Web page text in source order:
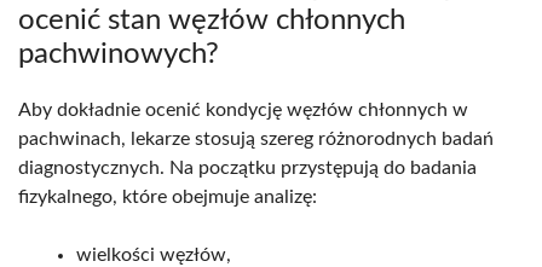
ocenić stan węzłów chłonnych
pachwinowych?
Aby dokładnie ocenić kondycję węzłów chłonnych w
pachwinach, lekarze stosują szereg różnorodnych badań
diagnostycznych. Na początku przystępują do badania
fizykalnego, które obejmuje analizę:
wielkości węzłów,